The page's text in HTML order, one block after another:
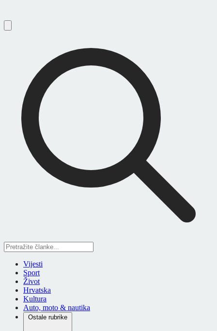
Vijesti
Sport
Život
Hrvatska
Kultura
Auto, moto & nautika
Ostale rubrike